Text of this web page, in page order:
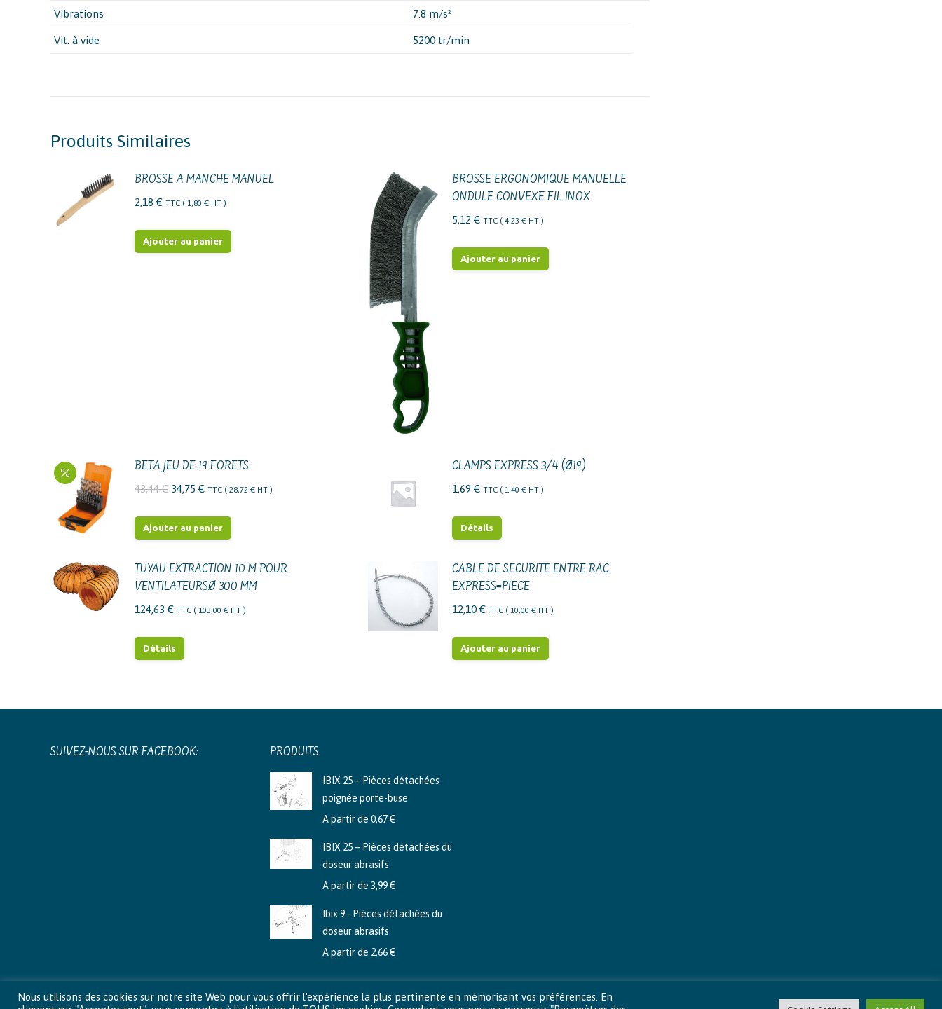
Vibrations 7.8 m/s²
Vit. à vide 5200 tr/min
Produits Similaires
BROSSE A MANCHE MANUEL
2,18 € TTC ( 1,80 € HT )
Ajouter au panier
BROSSE ERGONOMIQUE MANUELLE
ONDULE CONVEXE FIL INOX
5,12 € TTC ( 4,23 €HT )
Ajouter au panier
BETA JEU DE 19 FORETS
43,44€ Le
initial
43,44 €.
34,75 €Le
actuel
34,75 €.
TTC ( 28,72 € HT )
Ajouter au panier
CLAMPS EXPRESS 3/4 (Ø19)
1,69 € TTC ( 1,40 €HT )
Détails
TUYAU EXTRACTION 10 M POUR
VENTILATEURSØ 300 MM
124,63 € TTC ( 103,00 € HT )
Détails
CABLE DE SECURITE ENTRE RAC.
EXPRESS=PIECE
12,10 € TTC ( 10,00 €HT )
Ajouter au panier
SUIVEZ-NOUS SUR FACEBOOK: PRODUITS
IBIX 25 – Pièces détachées
poignée porte-buse
A partir de 0,67€
IBIX 25 – Pièces détachées du
doseur abrasifs
A partir de 3,99€
Ibix 9 - Pièces détachées du
doseur abrasifs
A partir de 2,66€
Nous utilisons des cookies sur notre site Web pour vous offrir l'expérience la plus pertinente en mémorisant vos préférences. En